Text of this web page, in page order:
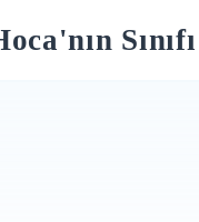
Sınıfı